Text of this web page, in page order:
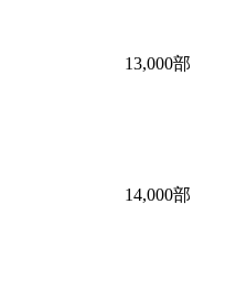
13,000部
14,000部